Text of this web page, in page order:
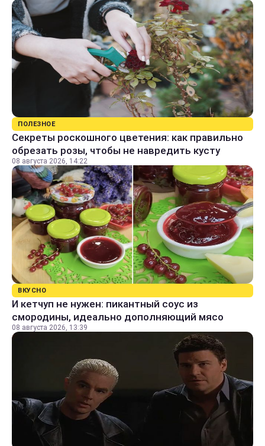
ПОЛЕЗНОЕ
Секреты роскошного цветения: как правильно
обрезать розы, чтобы не навредить кусту
08 августа 2026, 14:22
ВКУСНО
И кетчуп не нужен: пикантный соус из
смородины, идеально дополняющий мясо
08 августа 2026, 13:39